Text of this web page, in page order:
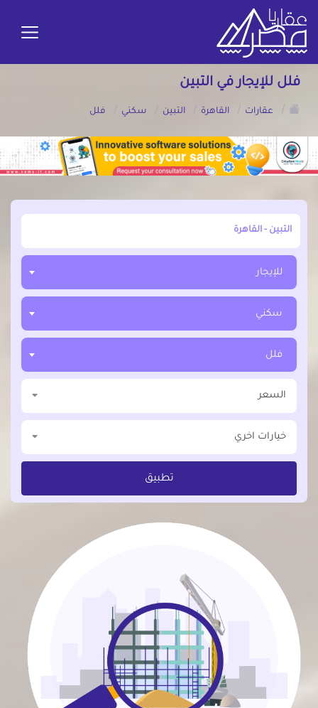
فلل للإيجار في التبين
/
عقارات / القاهرة التبين سكني فلل
أبحث عن مدينة, محافظة, حي
للإيجار
سكني
فلل
السعر
خيارات اخري
تطبيق